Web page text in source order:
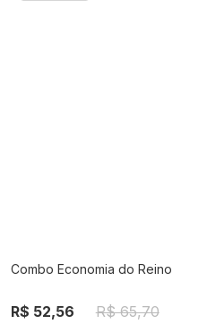
Combo Economia do Reino
R$ 52,56 R$ 65,70